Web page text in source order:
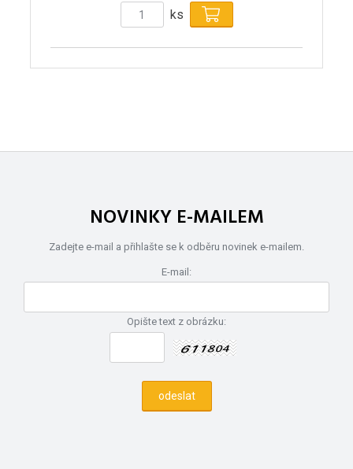
ks
NOVINKY E-MAILEM
Zadejte e-mail a přihlašte se k odběru novinek e-mailem.
E-mail:
Opište text z obrázku: